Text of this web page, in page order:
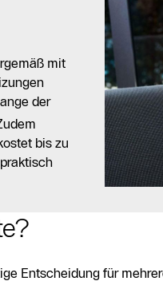
mit
der
bis zu
Entscheidung für